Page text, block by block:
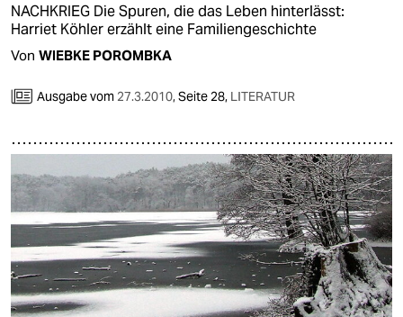
NACHKRIEG Die Spuren, die das Leben hinterlässt:
Harriet Köhler erzählt eine Familiengeschichte
Von WIEBKE POROMBKA
Ausgabe vom 27.3.2010,Seite 28, LITERATUR